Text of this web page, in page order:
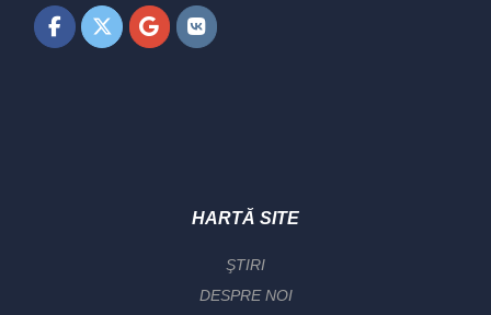
HARTĂ SITE
ŞTIRI
DESPRE NOI